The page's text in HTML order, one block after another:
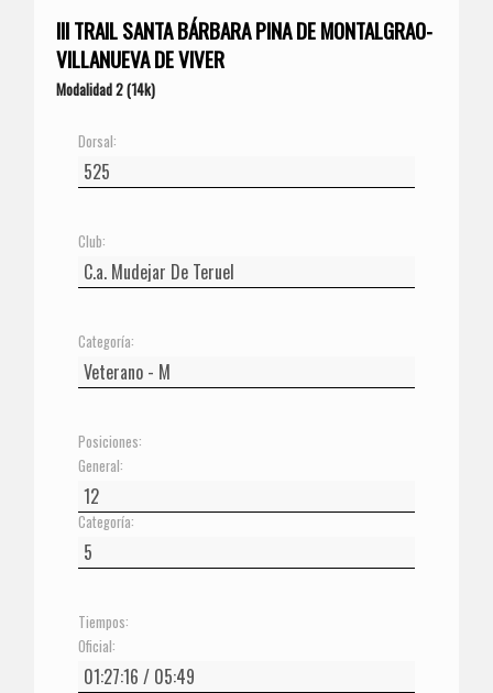
III TRAIL SANTA BÁRBARA PINA DE MONTALGRAO-
VILLANUEVA DE VIVER
Modalidad 2 (14k)
Dorsal:
Club:
Categoría:
Posiciones:
General:
Categoría:
Tiempos:
Oficial: